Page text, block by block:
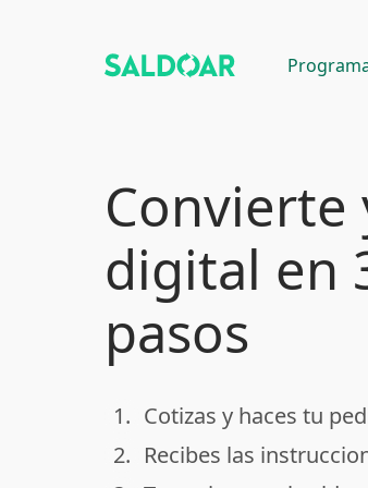
Convierte
digital en
pasos
done
1. Cotizas y haces tu
done
2. Recibes las